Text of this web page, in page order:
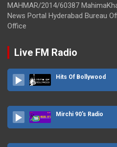
MAHMAR/2014/60387
News Portal Hyderabad Bureau
Office
Live FM Radio
Hits Of Bollywood
Mirchi 90's Radio